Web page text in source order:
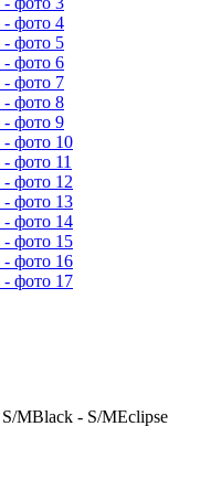
S/MBlack - S/MEclipse